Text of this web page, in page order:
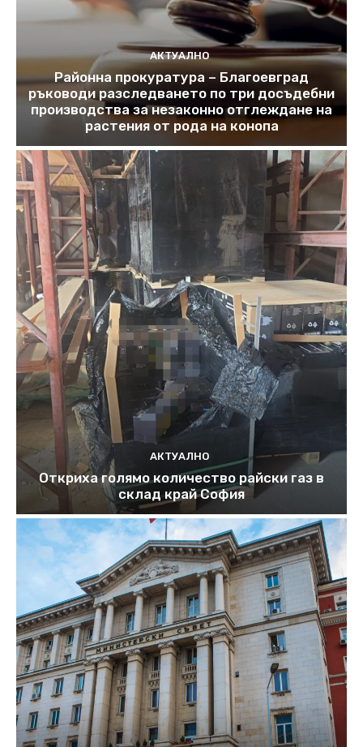
АКТУАЛНО
Районна прокуратура – Благоевград
ръководи разследването по три досъдебни
производства за незаконно отглеждане на
растения от рода на конопа
АКТУАЛНО
Откриха голямо количество райски газ в
склад край София